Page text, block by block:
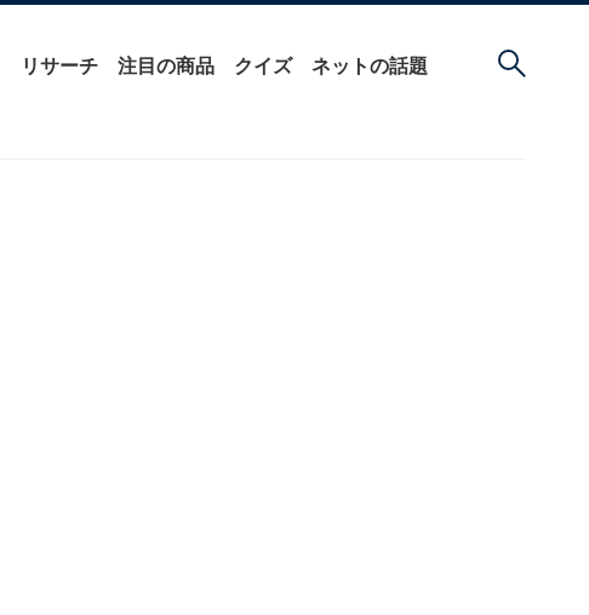
リサーチ 注目の商品 クイズ ネットの話題